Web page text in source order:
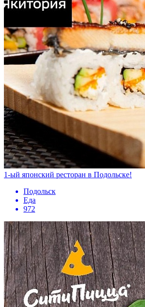
1-ый японский ресторан в Подольске!
Подольск
Еда
972